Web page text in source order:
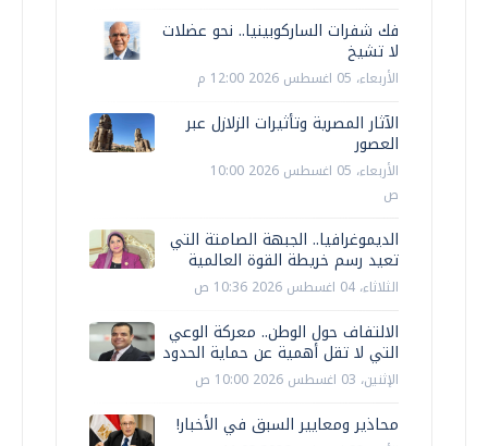
فك شفرات الساركوبينيا.. نحو عضلات
لا تشيخ
الأربعاء، 05 اغسطس 2026 12:00 م
الآثار المصرية وتأثيرات الزلازل عبر
العصور
الأربعاء، 05 اغسطس 2026 10:00
ص
الديموغرافيا.. الجبهة الصامتة التي
تعيد رسم خريطة القوة العالمية
الثلاثاء، 04 اغسطس 2026 10:36 ص
الالتفاف حول الوطن.. معركة الوعي
التي لا تقل أهمية عن حماية الحدود
الإثنين، 03 اغسطس 2026 10:00 ص
محاذير ومعايير السبق في الأخبار!